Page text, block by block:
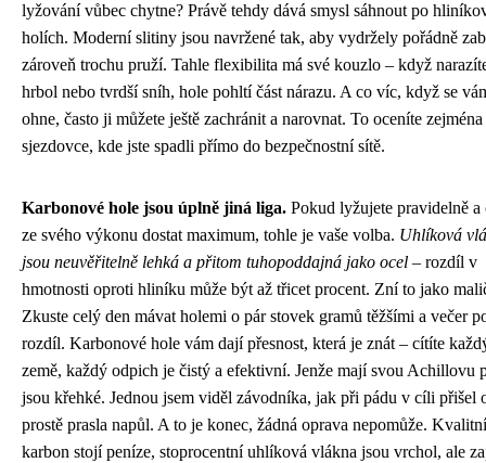
lyžování vůbec chytne? Právě tehdy dává smysl sáhnout po
holích. Moderní slitiny jsou navržené tak, aby vydržely pořádně
zároveň trochu pruží. Tahle flexibilita má své kouzlo – když
hrbol nebo tvrdší sníh, hole pohltí část nárazu. A co víc, když se
ohne, často ji můžete ještě zachránit a narovnat. To oceníte
sjezdovce, kde jste spadli přímo do bezpečnostní sítě.
Karbonové hole jsou úplně jiná liga. Pokud lyžujete pravidelně a
ze svého výkonu dostat maximum, tohle je vaše volba. Uhlíková
jsou neuvěřitelně lehká a přitom tuhopoddajná jako ocel – rozdíl v
hmotnosti oproti hliníku může být až třicet procent. Zní to jako
Zkuste celý den mávat holemi o pár stovek gramů těžšími a večer
rozdíl. Karbonové hole vám dají přesnost, která je znát – cítíte
země, každý odpich je čistý a efektivní. Jenže mají svou Achillovu
jsou křehké. Jednou jsem viděl závodníka, jak při pádu v cíli přišel
prostě prasla napůl. A to je konec, žádná oprava nepomůže. Kvalitní
karbon stojí peníze, stoprocentní uhlíková vlákna jsou vrchol, ale